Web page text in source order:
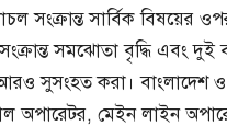
সংক্রান্ত সার্বিক বিষয়ের
সমঝোতা বৃদ্ধি এবং দুই
সুসংহত করা। বাংলাদেশ ও
অপারেটর, মেইন লাইন